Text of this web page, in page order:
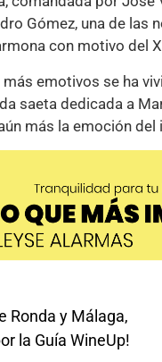
Gómez, una de las
con motivo del
emotivos se ha
saeta dedicada a
más la emoción del
Ronda y Málaga,
la Guía WineUp!